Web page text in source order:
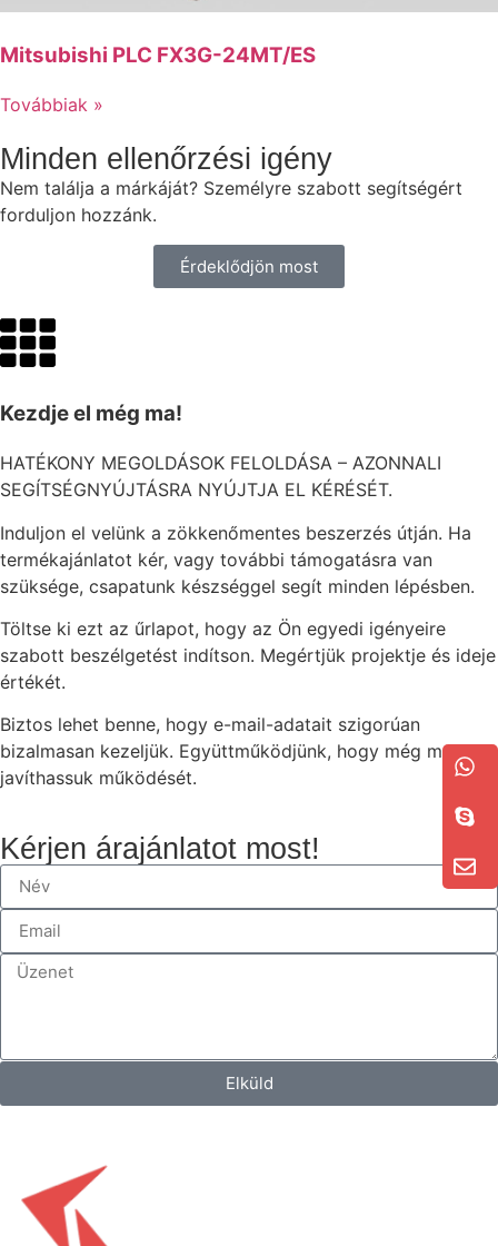
Mitsubishi PLC FX3G-24MT/ES
Továbbiak »
Minden ellenőrzési igény
Nem találja a márkáját? Személyre szabott segítségért
forduljon hozzánk.
Érdeklődjön most
Kezdje el még ma!
HATÉKONY MEGOLDÁSOK FELOLDÁSA – AZONNALI
SEGÍTSÉGNYÚJTÁSRA NYÚJTJA EL KÉRÉSÉT.
Induljon el velünk a zökkenőmentes beszerzés útján. Ha
termékajánlatot kér, vagy további támogatásra van
szüksége, csapatunk készséggel segít minden lépésben.
Töltse ki ezt az űrlapot, hogy az Ön egyedi igényeire
szabott beszélgetést indítson. Megértjük projektje és ideje
értékét.
Biztos lehet benne, hogy e-mail-adatait szigorúan
bizalmasan kezeljük. Együttműködjünk, hogy még ma
javíthassuk működését.
Kérjen árajánlatot most!
Elküld